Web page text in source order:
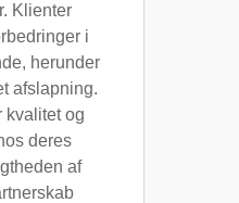
Klienter
i
herunder
afslapning.
kvalitet og
deres
af